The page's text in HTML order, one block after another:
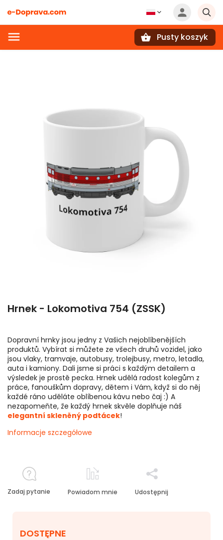
Pusty koszyk
Hrnek - Lokomotiva 754 (ZSSK)
DOSTĘPNE
Dopravní hrnky jsou jedny z Vašich nejoblíbenějších
produktů. Vybírat si můžete ze všech druhů vozidel, jako
jsou vlaky, tramvaje, autobusy, trolejbusy, metro, letadla,
auta i kamiony. Dali jsme si práci s každým detailem a
výsledek je prostě pecka. Hrnek udělá radost kolegům z
práce, fanouškům dopravy, dětem i Vám, když si do něj
každé ráno uděláte oblíbenou kávu nebo čaj :) A
nezapomeňte, že každý hrnek skvěle doplňuje náš
elegantní skleněný podtácek!
Informacje szczegółowe
Zadaj pytanie Powiadom mnie Udostępnij